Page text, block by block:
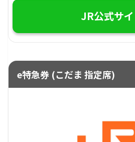
JR公式サ
e特急券 (こだま 指定席)